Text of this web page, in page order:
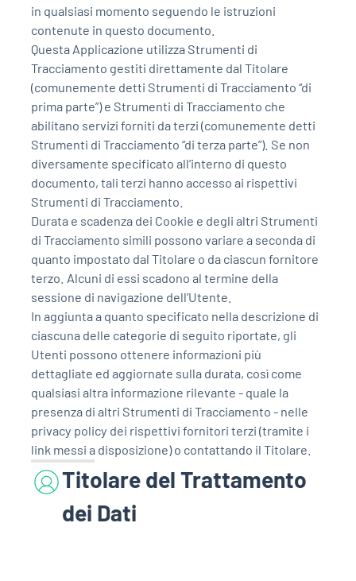
Società
Sport
RUBRICHE
Good Morning Vietnam
Parchi Marini Calabria
Leggendo Alvaro insieme
Imprese Di Calabria
Le perfidie di Antonella Grippo
Venti di comunicazione
STREAMING
LaC TV
LaC Network
in qualsiasi momento seguendo le istruzioni
contenute in questo documento.
Questa Applicazione utilizza Strumenti di
Tracciamento gestiti direttamente dal Titolare
(comunemente detti Strumenti di Tracciamento “di
prima parte”) e Strumenti di Tracciamento che
abilitano servizi forniti da terzi (comunemente detti
Strumenti di Tracciamento “di terza parte”). Se non
diversamente specificato all’interno di questo
documento, tali terzi hanno accesso ai rispettivi
Strumenti di Tracciamento.
Durata e scadenza dei Cookie e degli altri Strumenti
di Tracciamento simili possono variare a seconda di
quanto impostato dal Titolare o da ciascun fornitore
terzo. Alcuni di essi scadono al termine della
sessione di navigazione dell’Utente.
In aggiunta a quanto specificato nella descrizione di
ciascuna delle categorie di seguito riportate, gli
Utenti possono ottenere informazioni più
dettagliate ed aggiornate sulla durata, così come
qualsiasi altra informazione rilevante - quale la
presenza di altri Strumenti di Tracciamento - nelle
privacy policy dei rispettivi fornitori terzi (tramite i
link messi a disposizione) o contattando il Titolare.
Titolare del Trattamento
dei Dati